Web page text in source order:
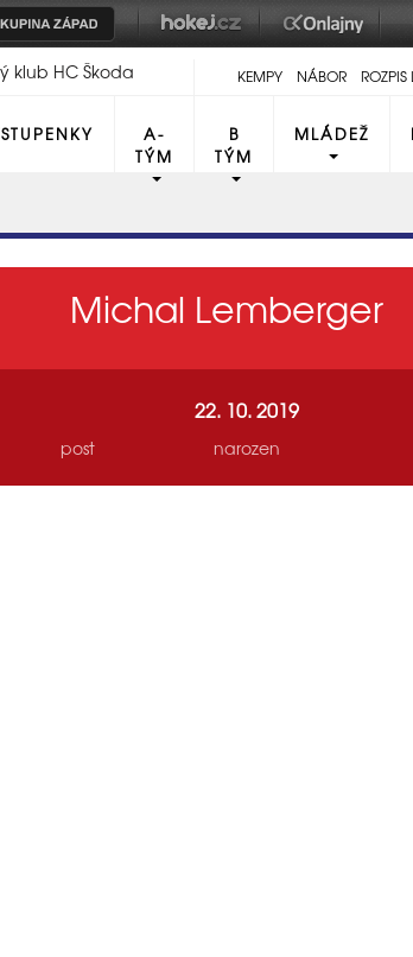
klub HC Škoda
KEMPY NÁBOR ROZPIS
A-
TÝM
B
TÝM
MLÁDEŽ
Michal Lemberger
post
22. 10. 2019
narozen